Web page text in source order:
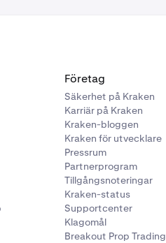
att ange din 2FA-
din huvudnyckel.
gränssnitt
Företag
Säkerhet på Kraken
Karriär på Kraken
Kraken-bloggen
Kraken för utvecklare
Pressrum
Partnerprogram
Tillgångsnoteringar
Kraken-status
Supportcenter
Klagomål
Breakout Prop Trading